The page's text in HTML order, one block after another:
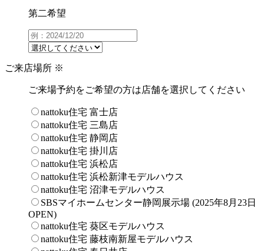
第二希望
ご来店場所 ※
ご来場予約をご希望の方は店舗を選択してください
nattoku住宅 富士店
nattoku住宅 三島店
nattoku住宅 静岡店
nattoku住宅 掛川店
nattoku住宅 浜松店
nattoku住宅 浜松新津モデルハウス
nattoku住宅 沼津モデルハウス
SBSマイホームセンター静岡展示場 (2025年8月23日
OPEN)
nattoku住宅 葵区モデルハウス
nattoku住宅 藤枝南新屋モデルハウス